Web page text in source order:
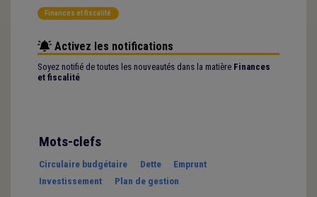
Finances et fiscalité
Activez les notifications
Soyez notifié de toutes les nouveautés dans la matière Finances
et fiscalité
Mots-clefs
Circulaire budgétaire Dette
Emprunt
Investissement
Plan de gestion